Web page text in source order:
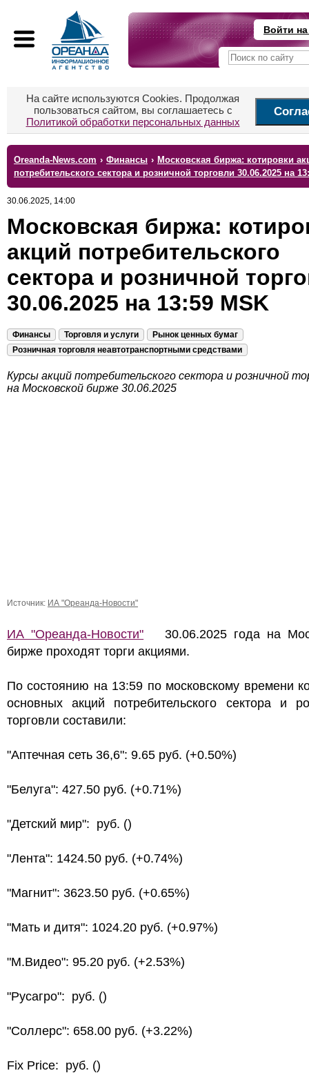
Войти
На сайте используются Cookies. Продолжая
пользоваться сайтом, вы соглашаетесь с
Политикой обработки персональных данных
Oreanda-News.com › Финансы › Московская биржа: котировки
потребительского сектора и розничной торговли 30.06.2025 на
30.06.2025, 14:00
Московская биржа:
акций потребительского
сектора и розничной
30.06.2025 на 13:59 MSK
Финансы Торговля и услуги
Рынок ценных бумаг
Розничная торговля неавтотранспортными средствами
Курсы акций потребительского сектора и розничной
на Московской бирже 30.06.2025
Источник: ИА "Ореанда-Новости"
ИА "Ореанда-Новости" 30.06.2025 года на
бирже проходят торги акциями.
По состоянию на 13:59 по московскому времени
основных акций потребительского сектора и
торговли составили:
"Аптечная сеть 36,6": 9.65 руб. (+0.50%)
"Белуга": 427.50 руб. (+0.71%)
"Детский мир": руб. ()
"Лента": 1424.50 руб. (+0.74%)
"Магнит": 3623.50 руб. (+0.65%)
"Мать и дитя": 1024.20 руб. (+0.97%)
"М.Видео": 95.20 руб. (+2.53%)
"Русагро": руб. ()
"Соллерс": 658.00 руб. (+3.22%)
Fix Price: руб. ()